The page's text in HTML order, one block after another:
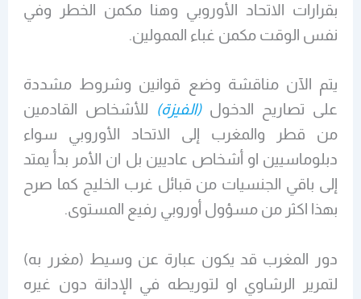
بقرارات الاتحاد الأوروبي وهنا مكمن الخطر وفي
نفس الوقت مكمن غباء الممولين.
يتم الآن مناقشة وضع قوانين وشروط مشددة
على تصاريح الدخول(الفيزة) للأشخاص القادمين
من قطر والمغرب إلى الاتحاد الأوروبي سواء
دبلوماسيين او أشخاص عاديين بل ان الأمر بدأ يمتد
إلى باقي الجنسيات من قبائل غرب الخليج كما صرح
بهذا اكثر من مسؤول أوروبي رفيع المستوى.
دور المغرب قد يكون عبارة عن وسيط (مغرر به)
لتمرير الرشاوي او لتوريطه في الإدانة دون غيره